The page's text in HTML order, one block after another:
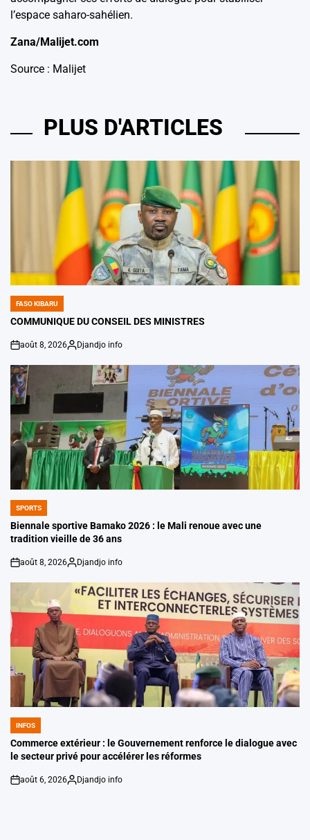
l’espace saharo-sahélien.
Zana/Malijet.com
Source : Malijet
PLUS D'ARTICLES
POSTED
IN
FASO KIBARU
COMMUNIQUE DU CONSEIL DES MINISTRES
on
août 8, 2026
Posted
Djandjo info
POSTED
IN
SPORTS
Biennale sportive Bamako 2026 : le Mali renoue avec une
tradition vieille de 36 ans
on
août 8, 2026
Posted
Djandjo info
POSTED
IN
INFOS
Commerce extérieur : le Gouvernement renforce le dialogue avec
le secteur privé pour accélérer les réformes
on
août 6, 2026
Posted
Djandjo info